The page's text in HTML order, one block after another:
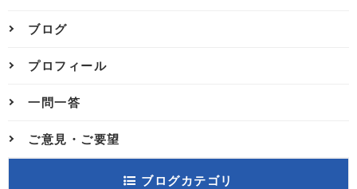
ブログ
プロフィール
一問一答
ご意見・ご要望
ブログカテゴリ